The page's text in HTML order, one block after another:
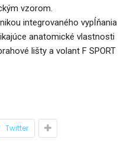
vzorom.
integrovaného vypĺňania
anatomické vlastnosti
lišty a volant F SPORT
Twitter